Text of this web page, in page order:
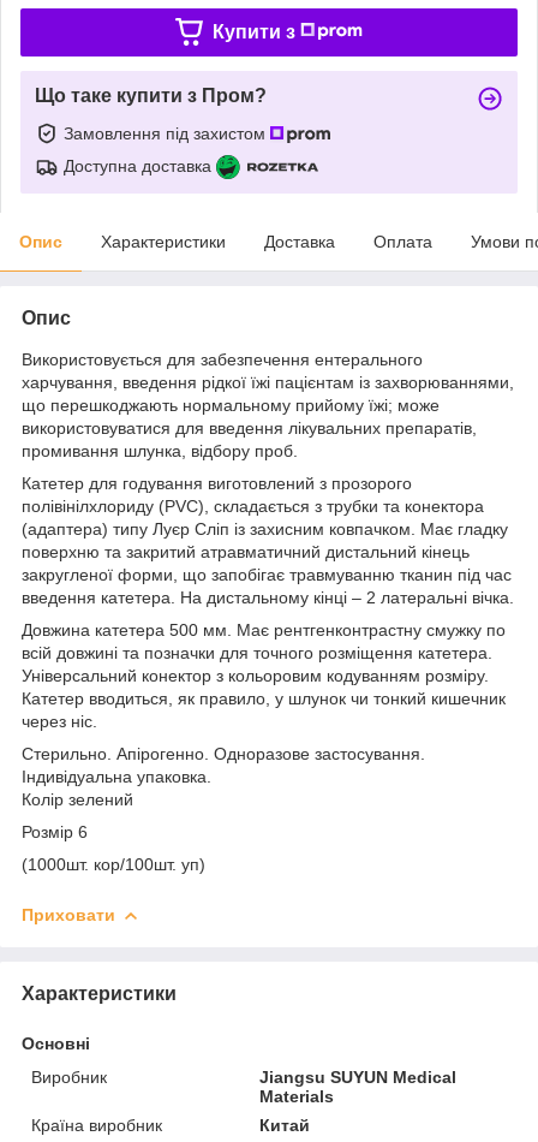
Купити з
Що таке купити з Пром?
Замовлення під захистом
Доступна доставка
Опис Характеристики Доставка Оплата Умови
Опис
Використовується для забезпечення ентерального
харчування, введення рідкої їжі пацієнтам із захворюваннями,
що перешкоджають нормальному прийому їжі; може
використовуватися для введення лікувальних препаратів,
промивання шлунка, відбору проб.
Катетер для годування виготовлений з прозорого
полівінілхлориду (PVC), складається з трубки та конектора
(адаптера) типу Луєр Сліп із захисним ковпачком. Має гладку
поверхню та закритий атравматичний дистальний кінець
закругленої форми, що запобігає травмуванню тканин під час
введення катетера. На дистальному кінці – 2 латеральні вічка.
Довжина катетера 500 мм. Має рентгенконтрастну смужку по
всій довжині та позначки для точного розміщення катетера.
Універсальний конектор з кольоровим кодуванням розміру.
Катетер вводиться, як правило, у шлунок чи тонкий кишечник
через ніс.
Стерильно. Апірогенно. Одноразове застосування.
Індивідуальна упаковка.
Колір зелений
Розмір 6
(1000шт. кор/100шт. уп)
Приховати
Характеристики
Основні
Виробник
Jiangsu SUYUN Medical
Materials
Країна виробник
Китай